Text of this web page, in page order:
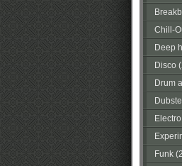
Chill-
Deep
Disco
Drum
Funk